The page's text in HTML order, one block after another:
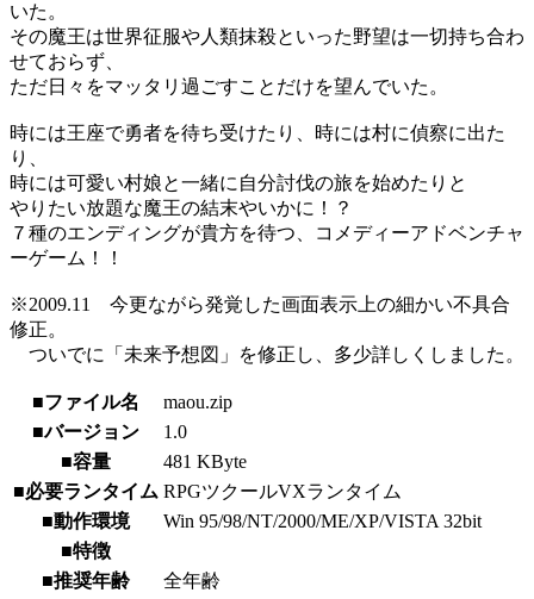
いた。
その魔王は世界征服や人類抹殺といった野望は一切持ち合わ
せておらず、
ただ日々をマッタリ過ごすことだけを望んでいた。
時には王座で勇者を待ち受けたり、時には村に偵察に出た
り、
時には可愛い村娘と一緒に自分討伐の旅を始めたりと
やりたい放題な魔王の結末やいかに！？
７種のエンディングが貴方を待つ、コメディーアドベンチャ
ーゲーム！！
※2009.11 今更ながら発覚した画面表示上の細かい不具合
修正。
ついでに「未来予想図」を修正し、多少詳しくしました。
■ファイル名
maou.zip
■バージョン
1.0
■容量
481 KByte
■必要ランタイム RPGツクールVXランタイム
■動作環境
Win 95/98/NT/2000/ME/XP/VISTA 32bit
■特徴
■推奨年齢
全年齢